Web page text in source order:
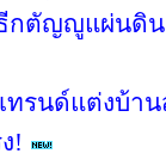
ตัญญูแผ่นดิน
ทรนด์แต่งบ้า
!